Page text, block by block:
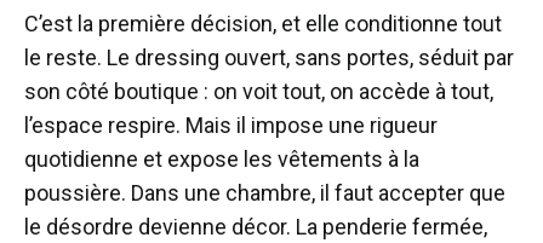
C’est la première décision, et elle conditionne tout
le reste. Le dressing ouvert, sans portes, séduit par
son côté boutique : on voit tout, on accède à tout,
l’espace respire. Mais il impose une rigueur
quotidienne et expose les vêtements à la
poussière. Dans une chambre, il faut accepter que
le désordre devienne décor. La penderie fermée,